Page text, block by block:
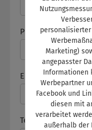
PLZ, Ort*
E-Mail*
Telefon
Marketing)
angepasster
Informationen
Werbepartner
Facebook und
diesen mit
verarbeitet
außerhalb der